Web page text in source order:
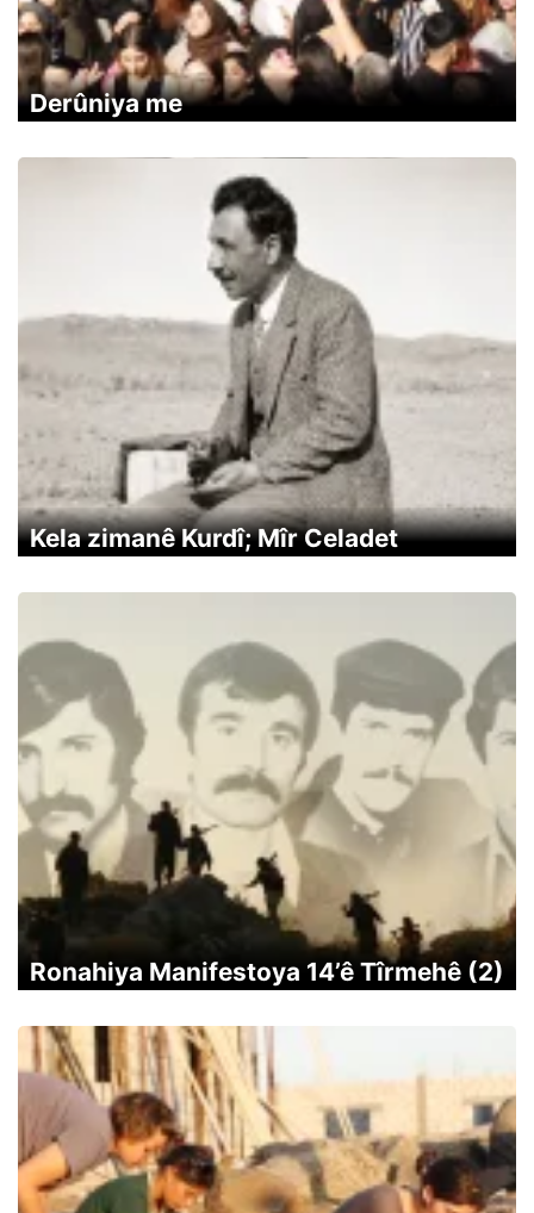
Derûniya me
Kela zimanê Kurdî; Mîr Celadet
Ronahiya Manifestoya 14’ê Tîrmehê (2)